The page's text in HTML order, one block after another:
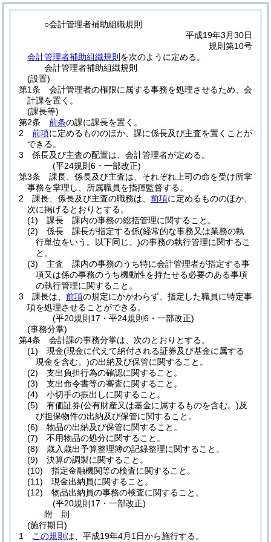
○会計管理者補助組織規則
平成19年3月30日
規則第10号
会計管理者補助組織規則 を次のように定める。
会計管理者補助組織規則
(設置)
第1条
会計管理者の権限に属する事務を処理させるため、会
計課を置く。
(課長等)
第2条
前条の課に課長を置く。
2
前項に定めるもののほか、課に係長及び主査を置くことが
できる。
3
係長及び主査の配置は、会計管理者が定める。
(平24規則6・一部改正)
第3条
課長、係長及び主査は、それぞれ上司の命を受け所掌
事務を掌理し、所属職員を指揮監督する。
2
課長、係長及び主査の職務は、 前項に定めるもののほか、
次に掲げるとおりとする。
(1)
課長 課内の事務の総括管理に関すること。
(2)
係長 課長が指定する係(経常的な事務又は業務の執
行単位をいう。以下同じ。)の事務の執行管理に関するこ
と。
(3)
主査 課内の事務のうち特に会計管理者が指定する事
項又は係の事務のうち機動性を持たせる必要のある事項
の執行管理に関すること。
3
課長は、 前項の規定にかかわらず、指定した職員に特定事
項を処理させることができる。
(平20規則17・平24規則6・一部改正)
(事務分掌)
第4条
会計課の事務分掌は、次のとおりとする。
(1)
現金(現金に代えて納付される証券及び基金に属する
現金を含む。)の出納及び保管に関すること。
(2)
支出負担行為の確認に関すること。
(3)
支出命令書等の審査に関すること。
(4)
小切手の振出しに関すること。
(5)
有価証券(公有財産又は基金に属するものを含む。)及
び担保物件の出納及び保管に関すること。
(6)
物品の出納及び保管に関すること。
(7)
不用物品の処分に関すること。
(8)
歳入歳出予算整理簿の記録整理に関すること。
(9)
決算の調製に関すること。
(10)
指定金融機関等の検査に関すること。
(11)
現金出納員に関すること。
(12)
物品出納員の事務の検査に関すること。
(平20規則17・一部改正)
附 則
(施行期日)
1
この規則 は、平成19年4月1日から施行する。